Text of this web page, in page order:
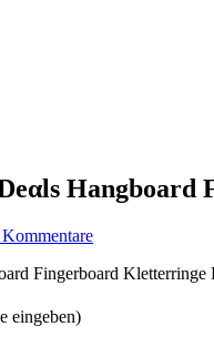
Fingerboard
еingеbеn)